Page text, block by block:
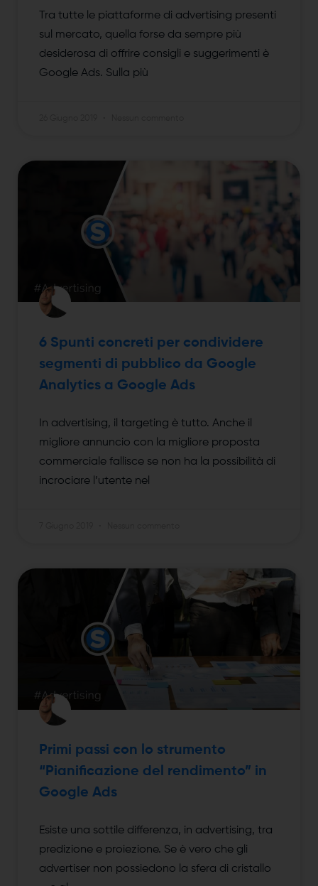
Tra tutte le piattaforme di advertising presenti
sul mercato, quella forse da sempre più
desiderosa di offrire consigli e suggerimenti è
Google Ads. Sulla più
6 Spunti concreti per condividere
segmenti di pubblico da Google
Analytics a Google Ads
In advertising, il targeting è tutto. Anche il
migliore annuncio con la migliore proposta
commerciale fallisce se non ha la possibilità di
incrociare l’utente nel
Primi passi con lo strumento
“Pianificazione del rendimento” in
Google Ads
Esiste una sottile differenza, in advertising, tra
predizione e proiezione. Se è vero che gli
advertiser non possiedono la sfera di cristallo